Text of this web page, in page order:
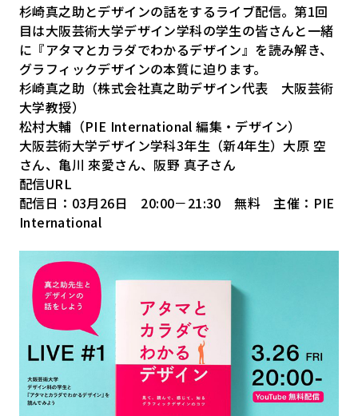
杉崎真之助とデザインの話をするライブ配信。第1回
目は大阪芸術大学デザイン学科の学生の皆さんと一緒
に『アタマとカラダでわかるデザイン』を読み解き、
グラフィックデザインの本質に迫ります。
杉崎真之助（株式会社真之助デザイン代表 大阪芸術
大学教授）
松村大輔（PIE International 編集・デザイン）
大阪芸術大学デザイン学科3年生（新4年生）大原 空
さん、亀川 來愛さん、阪野 真子さん
配信URL
配信日：03月26日 20:00－21:30 無料 主催：PIE
International